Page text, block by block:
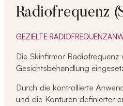
Radiofrequenz
GEZIELTE
Die Skinfirmor
Gesichtsbehandlung
Durch die kontrollierte
und die Konturen definierter